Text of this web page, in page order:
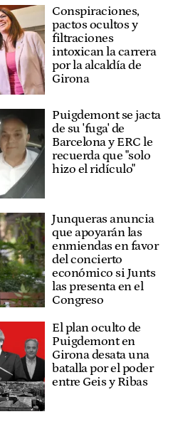
Conspiraciones,
pactos ocultos y
filtraciones
intoxican la carrera
por la alcaldía de
Girona
Puigdemont se jacta
de su 'fuga' de
Barcelona y ERC le
recuerda que "solo
hizo el ridículo"
Junqueras anuncia
que apoyarán las
enmiendas en favor
del concierto
económico si Junts
las presenta en el
Congreso
El plan oculto de
Puigdemont en
Girona desata una
batalla por el poder
entre Geis y Ribas